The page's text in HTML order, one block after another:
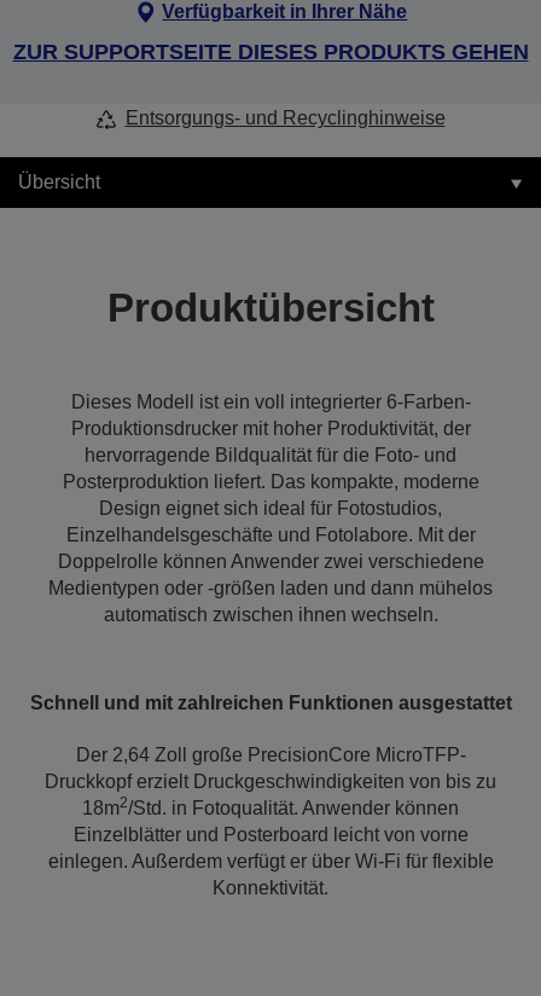
Verfügbarkeit in Ihrer Nähe
ZUR SUPPORTSEITE DIESES PRODUKTS GEHEN
Entsorgungs- und Recyclinghinweise
Übersicht
Produktübersicht
Dieses Modell ist ein voll integrierter 6-Farben-
Produktionsdrucker mit hoher Produktivität, der
hervorragende Bildqualität für die Foto- und
Posterproduktion liefert. Das kompakte, moderne
Design eignet sich ideal für Fotostudios,
Einzelhandelsgeschäfte und Fotolabore. Mit der
Doppelrolle können Anwender zwei verschiedene
Medientypen oder -größen laden und dann mühelos
automatisch zwischen ihnen wechseln.
Schnell und mit zahlreichen Funktionen ausgestattet
Der 2,64 Zoll große PrecisionCore MicroTFP-
Druckkopf erzielt Druckgeschwindigkeiten von bis zu
18m2/Std. in Fotoqualität. Anwender können
Einzelblätter und Posterboard leicht von vorne
einlegen. Außerdem verfügt er über Wi-Fi für flexible
Konnektivität.